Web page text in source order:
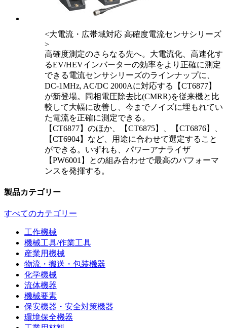
<大電流・広帯域対応 高確度電流センサシリーズ
>
高確度測定のさらなる先へ。大電流化、高速化す
るEV/HEVインバーターの効率をより正確に測定
できる電流センサシリーズのラインナップに、
DC-1MHz, AC/DC 2000Aに対応する【CT6877】
が新登場。同相電圧除去比(CMRR)を従来機と比
較して大幅に改善し、今までノイズに埋もれてい
た電流を正確に測定できる。
【CT6877】のほか、【CT6875】、【CT6876】、
【CT6904】など、用途に合わせて選定すること
ができる。いずれも、パワーアナライザ
【PW6001】との組み合わせで最高のパフォーマ
ンスを発揮する。
製品カテゴリー
すべてのカテゴリー
工作機械
機械工具/作業工具
産業用機械
物流・搬送・包装機器
化学機械
流体機器
機械要素
保安機器・安全対策機器
環境保全機器